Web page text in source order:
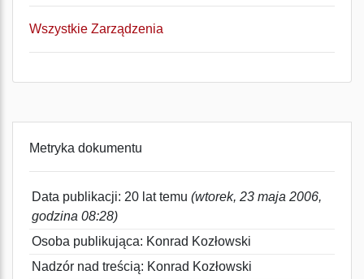
Wszystkie Zarządzenia
Metryka dokumentu
Data publikacji: 20 lat temu (wtorek, 23 maja 2006,
godzina 08:28)
Osoba publikująca: Konrad Kozłowski
Nadzór nad treścią: Konrad Kozłowski